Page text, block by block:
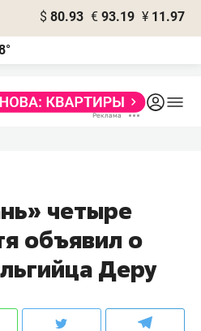
$ 80.93 € 93.19 ¥ 11.97
четыре
объявил о
Деру